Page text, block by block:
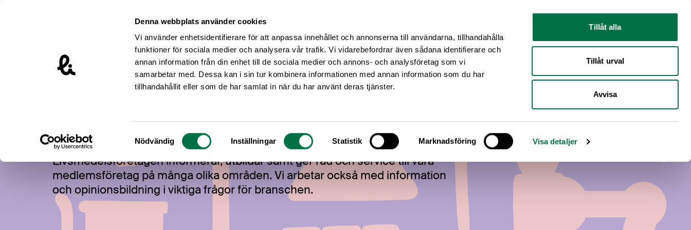
Denna webbplats använder cookies
Vi använder enhetsidentifierare för att anpassa innehållet och annonserna till användarna, tillhandahålla
funktioner för sociala medier och analysera vår trafik. Vi vidarebefordrar även sådana identifierare och
annan information från din enhet till de sociala medier och annons- och analysföretag som vi
samarbetar med. Dessa kan i sin tur kombinera informationen med annan information som du har
tillhandahållit eller som de har samlat in när du har använt deras tjänster.
Samtyckesval
Nödvändig Inställningar Statistik Marknadsföring Visa detaljer
Tillåt alla
Tillåt urval
Avvisa
Livsmedelsföretagen – till startsidan
Våra frågor
Livsmedelsföretagen informerar, utbildar samt ger råd och service till våra
medlemsföretag på många olika områden. Vi arbetar också med information
och opinionsbildning i viktiga frågor för branschen.